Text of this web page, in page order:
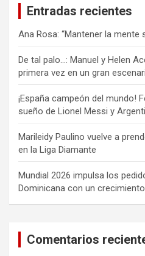
Entradas recientes
Ana Rosa: “Mantener la mente
De tal palo…: Manuel y Helen
primera vez en un gran
¡España campeón del mundo!
sueño de Lionel Messi y
Marileidy Paulino vuelve a
en la Liga Diamante
Mundial 2026 impulsa los
Dominicana con un
Comentarios